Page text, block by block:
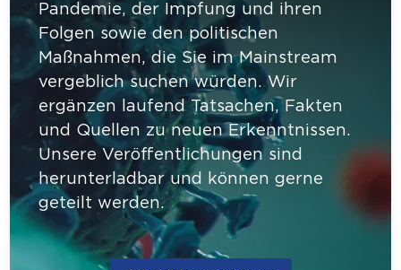
Pandemie, der Impfung und ihren
Folgen sowie den politischen
Maßnahmen, die Sie im Mainstream
vergeblich suchen würden. Wir
ergänzen laufend Tatsachen, Fakten
und Quellen zu neuen Erkenntnissen.
Unsere Veröffentlichungen sind
herunterladbar und können gerne
geteilt werden.